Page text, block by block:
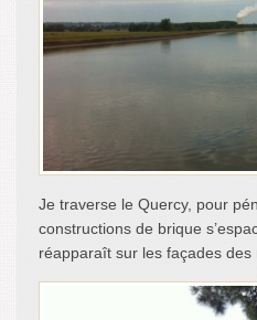
Je traverse le Quercy, pour
constructions de brique
réapparaît sur les façades des